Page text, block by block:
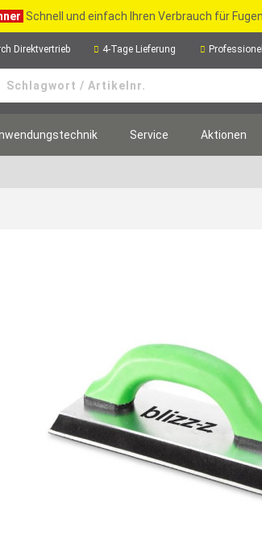
Schnell und einfach Ihren Verbrauch für
Direktvertrieb 4-Tage Lieferung
Service Aktionen